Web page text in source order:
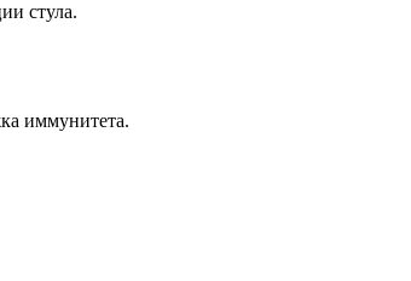
стула.
иммунитета.